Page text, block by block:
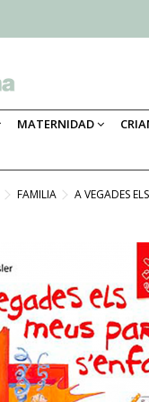
MATERNIDAD
FAMILIA A VEGADES